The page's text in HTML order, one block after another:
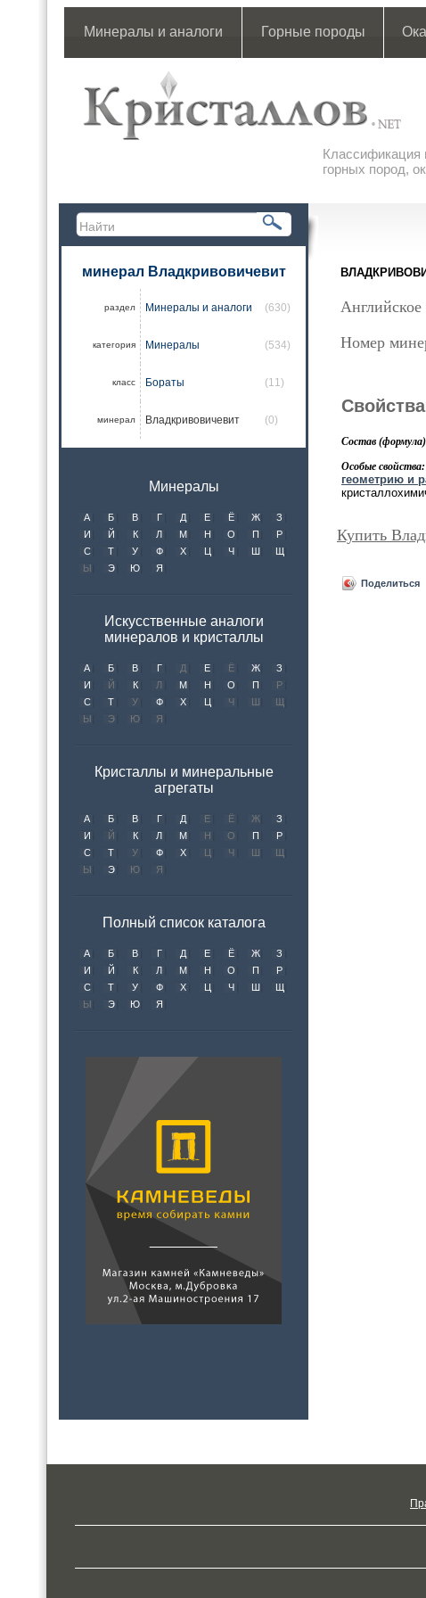
Минералы и аналоги Горные породы
Классификация
горных пород,
минерал Владкривовичевит
раздел Минералы и аналоги (630)
категория Минералы (534)
класс Бораты (11)
минерал Владкривовичевит (0)
Минералы
А Б В Г Д Е Ё Ж
З
И
Й К Л М Н О П
Р
С
Т У Ф Х Ц Ч Ш
Щ
Ы
Э Ю Я
Искусственные аналоги
минералов и кристаллы
А Б В Г Д Е Ё Ж
З
И
Й К Л М Н О П
Р
С
Т У Ф Х Ц Ч Ш
Щ
Ы
Э Ю Я
Кристаллы и минеральные
агрегаты
А Б В Г Д Е Ё Ж
З
И
Й К Л М Н О П
Р
С
Т У Ф Х Ц Ч Ш
Щ
Ы
Э Ю Я
Полный список каталога
А Б В Г Д Е Ё Ж
З
И
Й К Л М Н О П
Р
С
Т У Ф Х Ц Ч Ш
Щ
Ы
Э Ю Я
Английское
Номер
Свойства
Состав
Особые свойства:
геометрию и
Купить
Поделиться